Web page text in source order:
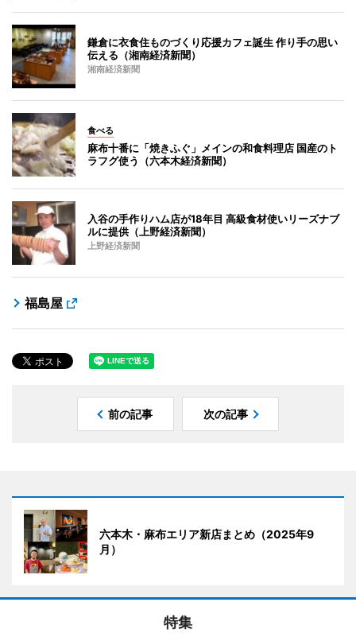
鎌倉に衣食住ものづくり応援カフェ誕生 作り手の思い
伝える（湘南経済新聞）
湘南経済新聞
食べる
麻布十番に「焼きふぐ」メインの和食料理店 国産のト
ラフグ使う（六本木経済新聞）
入谷の手作りハム店が18年目 高級食材使いリーズナブ
ルに提供（上野経済新聞）
上野経済新聞
福島屋
前の記事 次の記事
六本木・麻布エリア新店まとめ（2025年9
月）
特集